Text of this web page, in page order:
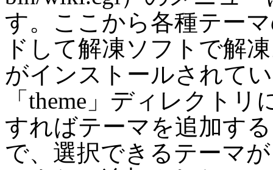
す。ここから各種テー
ドして解凍ソフトで解
がインストールされて
「theme」ディレクト
すればテーマを追加す
で、選択できるテーマ